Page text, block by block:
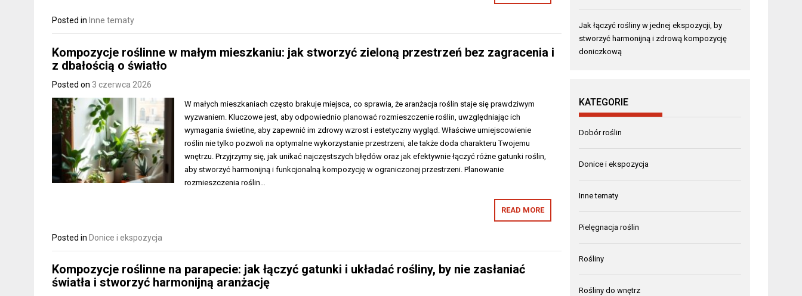
Posted in Inne tematy
Kompozycje roślinne w małym mieszkaniu: jak stworzyć zieloną przestrzeń bez zagracenia i
z dbałością o światło
Posted on 3 czerwca 2026
W małych mieszkaniach często brakuje miejsca, co sprawia, że aranżacja roślin staje się prawdziwym
wyzwaniem. Kluczowe jest, aby odpowiednio planować rozmieszczenie roślin, uwzględniając ich
wymagania świetlne, aby zapewnić im zdrowy wzrost i estetyczny wygląd. Właściwe umiejscowienie
roślin nie tylko pozwoli na optymalne wykorzystanie przestrzeni, ale także doda charakteru Twojemu
wnętrzu. Przyjrzymy się, jak unikać najczęstszych błędów oraz jak efektywnie łączyć różne gatunki roślin,
aby stworzyć harmonijną i funkcjonalną kompozycję w ograniczonej przestrzeni. Planowanie
rozmieszczenia roślin…
READ MORE
Posted in Donice i ekspozycja
Kompozycje roślinne na parapecie: jak łączyć gatunki i układać rośliny, by nie zasłaniać
światła i stworzyć harmonijną aranżację
Jak łączyć rośliny w jednej ekspozycji, by
stworzyć harmonijną i zdrową kompozycję
doniczkową
KATEGORIE
Dobór roślin
Donice i ekspozycja
Inne tematy
Pielęgnacja roślin
Rośliny
Rośliny do wnętrz